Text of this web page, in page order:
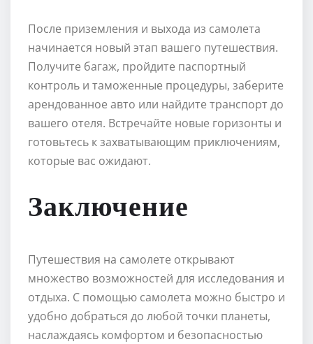
После приземления и выхода из самолета
начинается новый этап вашего путешествия.
Получите багаж, пройдите паспортный
контроль и таможенные процедуры, заберите
арендованное авто или найдите транспорт до
вашего отеля. Встречайте новые горизонты и
готовьтесь к захватывающим приключениям,
которые вас ожидают.
Заключение
Путешествия на самолете открывают
множество возможностей для исследования и
отдыха. С помощью самолета можно быстро и
удобно добраться до любой точки планеты,
наслаждаясь комфортом и безопасностью